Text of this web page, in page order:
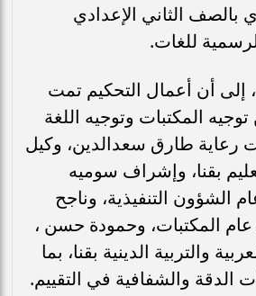
الثاني الإعدادي
للغات.
إلى أن أعمال التحكيم تمت
المكتبات وتوجيه اللغة
رعاية طارق سعدالدين، وكيل
بقنا، وإشراف سوميه
الشؤون التنفيذية، وناجح
عام المكتبات، وحمودة حسن ،
والتربية الدينية بقنا، بما
والشفافية في التقييم.